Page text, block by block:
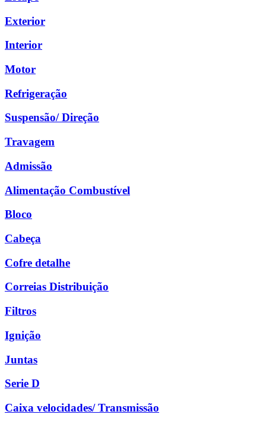
Exterior
Interior
Motor
Refrigeração
Suspensão/ Direção
Travagem
Admissão
Alimentação Combustível
Bloco
Cabeça
Cofre detalhe
Correias Distribuição
Filtros
Ignição
Juntas
Serie D
Caixa velocidades/ Transmissão